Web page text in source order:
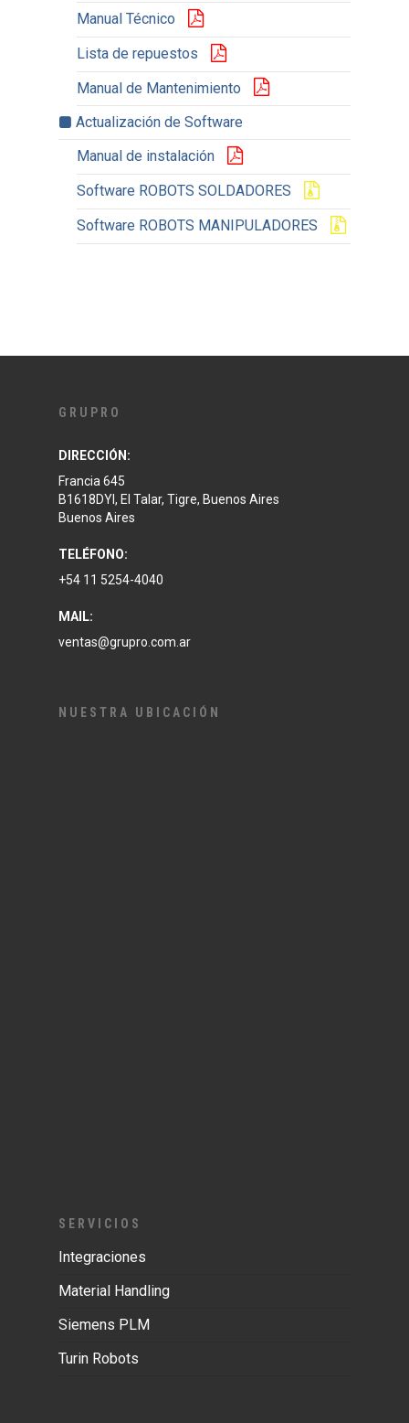
Manual Técnico
Lista de repuestos
Manual de Mantenimiento
Actualización de Software
Manual de instalación
Software ROBOTS SOLDADORES
Software ROBOTS MANIPULADORES
GRUPRO
DIRECCIÓN:
Francia 645
B1618DYI, El Talar, Tigre, Buenos Aires
Buenos Aires
TELÉFONO:
+54 11 5254-4040
MAIL:
ventas@grupro.com.ar
NUESTRA UBICACIÓN
SERVICIOS
Integraciones
Material Handling
Siemens PLM
Turin Robots